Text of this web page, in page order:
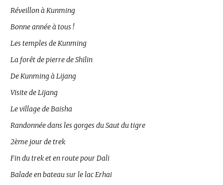
Réveillon à Kunming
Bonne année à tous !
Les temples de Kunming
La forêt de pierre de Shilin
De Kunming à Lijang
Visite de Lijang
Le village de Baisha
Randonnée dans les gorges du Saut du tigre
2ème jour de trek
Fin du trek et en route pour Dali
Balade en bateau sur le lac Erhai